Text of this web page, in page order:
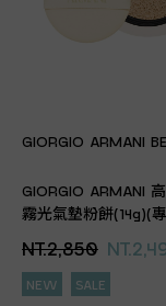
GIORGIO ARMANI
GIORGIO ARMANI
霧光氣墊粉餅(14g)(
NT.2,850
NEW SALE